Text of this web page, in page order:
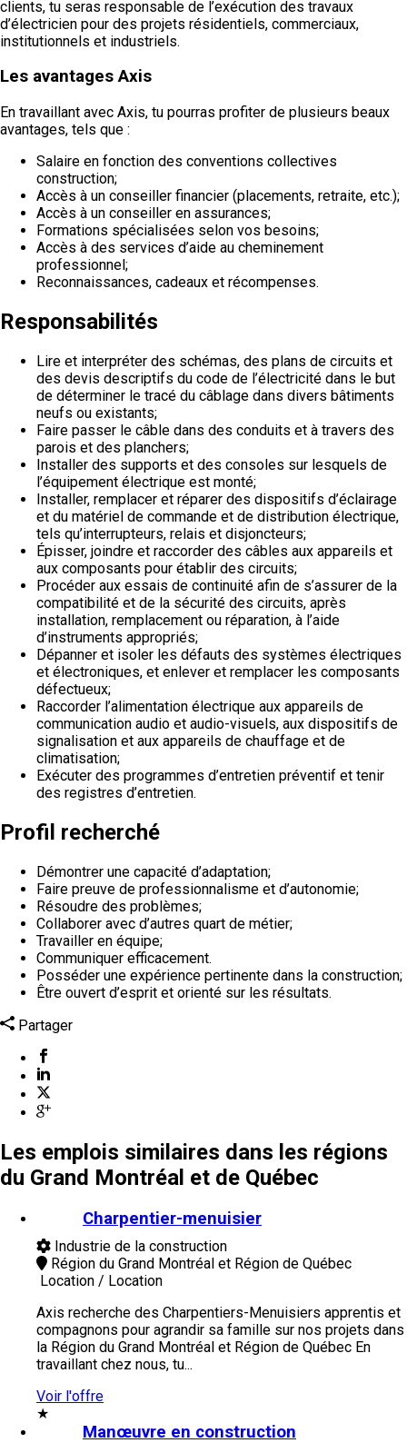
clients, tu seras responsable de l’exécution des travaux
d’électricien pour des projets résidentiels, commerciaux,
institutionnels et industriels.
Les avantages Axis
En travaillant avec Axis, tu pourras profiter de plusieurs beaux
avantages, tels que :
Salaire en fonction des conventions collectives
construction;
Accès à un conseiller financier (placements, retraite, etc.);
Accès à un conseiller en assurances;
Formations spécialisées selon vos besoins;
Accès à des services d’aide au cheminement
professionnel;
Reconnaissances, cadeaux et récompenses.
Responsabilités
Lire et interpréter des schémas, des plans de circuits et
des devis descriptifs du code de l’électricité dans le but
de déterminer le tracé du câblage dans divers bâtiments
neufs ou existants;
Faire passer le câble dans des conduits et à travers des
parois et des planchers;
Installer des supports et des consoles sur lesquels de
l’équipement électrique est monté;
Installer, remplacer et réparer des dispositifs d’éclairage
et du matériel de commande et de distribution électrique,
tels qu’interrupteurs, relais et disjoncteurs;
Épisser, joindre et raccorder des câbles aux appareils et
aux composants pour établir des circuits;
Procéder aux essais de continuité afin de s’assurer de la
compatibilité et de la sécurité des circuits, après
installation, remplacement ou réparation, à l’aide
d’instruments appropriés;
Dépanner et isoler les défauts des systèmes électriques
et électroniques, et enlever et remplacer les composants
défectueux;
Raccorder l’alimentation électrique aux appareils de
communication audio et audio-visuels, aux dispositifs de
signalisation et aux appareils de chauffage et de
climatisation;
Exécuter des programmes d’entretien préventif et tenir
des registres d’entretien.
Profil recherché
Démontrer une capacité d’adaptation;
Faire preuve de professionnalisme et d’autonomie;
Résoudre des problèmes;
Collaborer avec d’autres quart de métier;
Travailler en équipe;
Communiquer efficacement.
Posséder une expérience pertinente dans la construction;
Être ouvert d’esprit et orienté sur les résultats.
Partager
Les emplois similaires dans les régions
du Grand Montréal et de Québec
Charpentier-menuisier
Industrie de la construction
Région du Grand Montréal et Région de Québec
Location / Location
Axis recherche des Charpentiers-Menuisiers apprentis et
compagnons pour agrandir sa famille sur nos projets dans
la Région du Grand Montréal et Région de Québec En
travaillant chez nous, tu...
Voir l'offre
★
Manœuvre en construction